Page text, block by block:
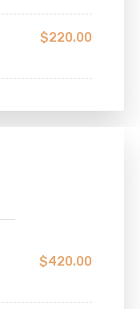
$220.00
$420.00